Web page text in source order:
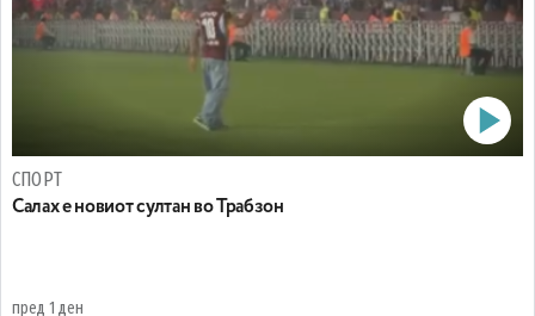
СПОРТ
Салах е новиот султан во Трабзон
пред 1 ден